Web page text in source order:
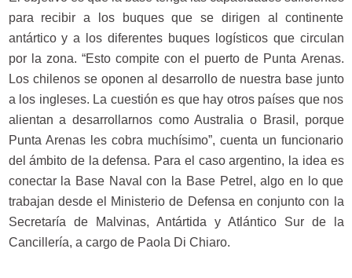
para recibir a los buques que se dirigen al continente
antártico y a los diferentes buques logísticos que circulan
por la zona. “Esto compite con el puerto de Punta Arenas.
Los chilenos se oponen al desarrollo de nuestra base junto
a los ingleses. La cuestión es que hay otros países que nos
alientan a desarrollarnos como Australia o Brasil, porque
Punta Arenas les cobra muchísimo”, cuenta un funcionario
del ámbito de la defensa. Para el caso argentino, la idea es
conectar la Base Naval con la Base Petrel, algo en lo que
trabajan desde el Ministerio de Defensa en conjunto con la
Secretaría de Malvinas, Antártida y Atlántico Sur de la
Cancillería, a cargo de Paola Di Chiaro.